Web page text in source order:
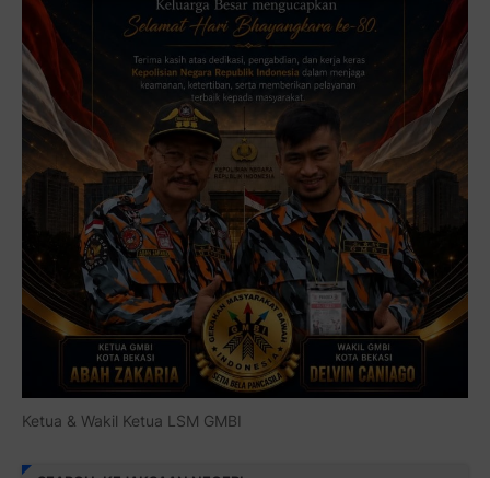
Ketua & Wakil Ketua LSM GMBI